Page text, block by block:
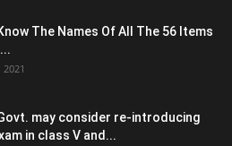
The Names Of All The 56 Items
may consider re-introducing
in class V and...